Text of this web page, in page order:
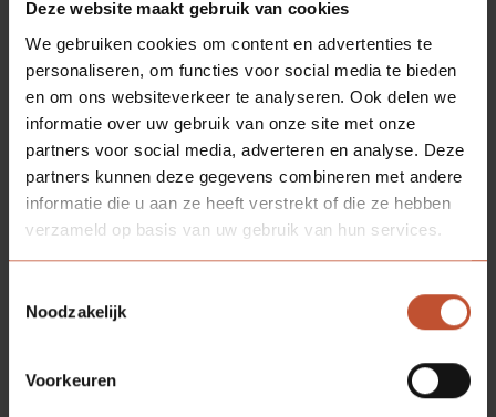
Deze website maakt gebruik van cookies
We gebruiken cookies om content en advertenties te
personaliseren, om functies voor social media te bieden
en om ons websiteverkeer te analyseren. Ook delen we
informatie over uw gebruik van onze site met onze
partners voor social media, adverteren en analyse. Deze
partners kunnen deze gegevens combineren met andere
informatie die u aan ze heeft verstrekt of die ze hebben
verzameld op basis van uw gebruik van hun services.
Noodzakelijk
Voorkeuren
Kristalwit (RAL 9010*)
Ultra wit (NCS S0300
N*)
* Let op: genoemde NCS/RAL kleuren zijn bij
benadering. Door unieke oppervlakte structuur en/of
speciale matgradaties is het benoemen van een exact
kleurnummer niet mogelijk. Voor een
waarheidsgetrouwe weergave is bemonstering op
aanvraag verkrijgbaar.
SOORTGELIJKE